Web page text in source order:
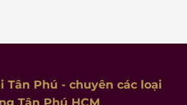
Tân Phú - chuyên các loại